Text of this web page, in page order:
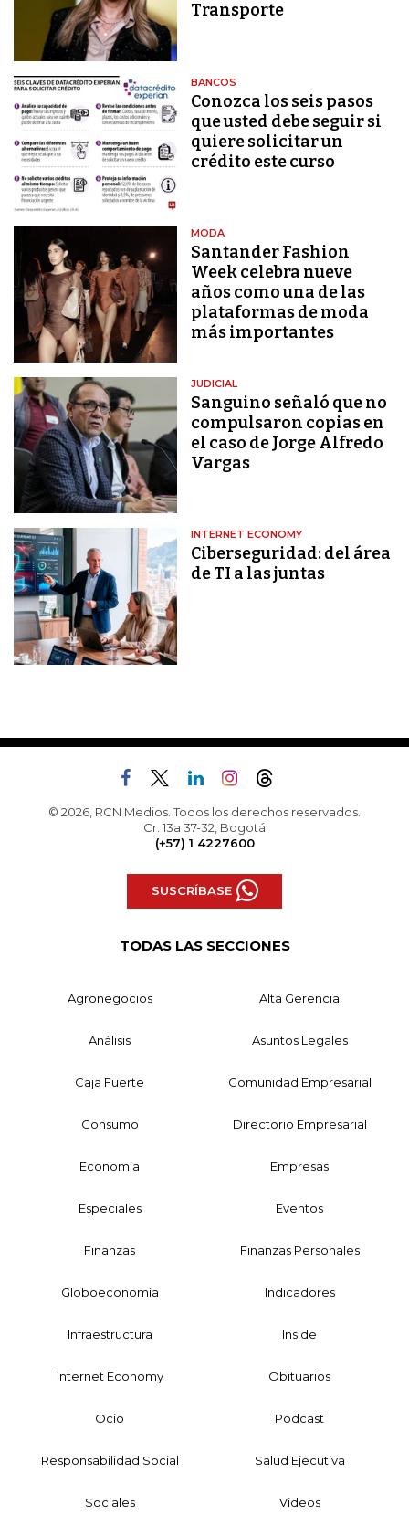
Transporte
BANCOS
Conozca los seis pasos
que usted debe seguir si
quiere solicitar un
crédito este curso
MODA
Santander Fashion
Week celebra nueve
años como una de las
plataformas de moda
más importantes
JUDICIAL
Sanguino señaló que no
compulsaron copias en
el caso de Jorge Alfredo
Vargas
INTERNET ECONOMY
Ciberseguridad: del área
de TI a las juntas
© 2026, RCN Medios. Todos los derechos reservados.
Cr. 13a 37-32, Bogotá
(+57) 1 4227600
SUSCRÍBASE
TODAS LAS SECCIONES
Agronegocios Alta Gerencia
Análisis Asuntos Legales
Caja Fuerte Comunidad Empresarial
Consumo Directorio Empresarial
Economía Empresas
Especiales Eventos
Finanzas Finanzas Personales
Globoeconomía Indicadores
Infraestructura Inside
Internet Economy Obituarios
Ocio Podcast
Responsabilidad Social Salud Ejecutiva
Sociales Videos